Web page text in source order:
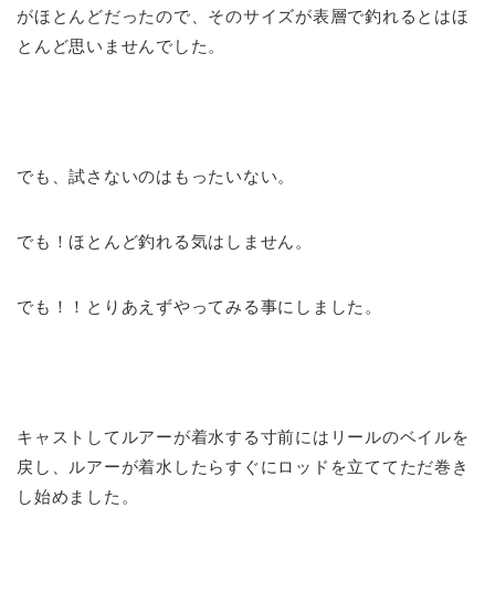
がほとんどだったので、そのサイズが表層で釣れるとはほ
とんど思いませんでした。
でも、試さないのはもったいない。
でも！ほとんど釣れる気はしません。
でも！！とりあえずやってみる事にしました。
キャストしてルアーが着水する寸前にはリールのベイルを
戻し、ルアーが着水したらすぐにロッドを立ててただ巻き
し始めました。